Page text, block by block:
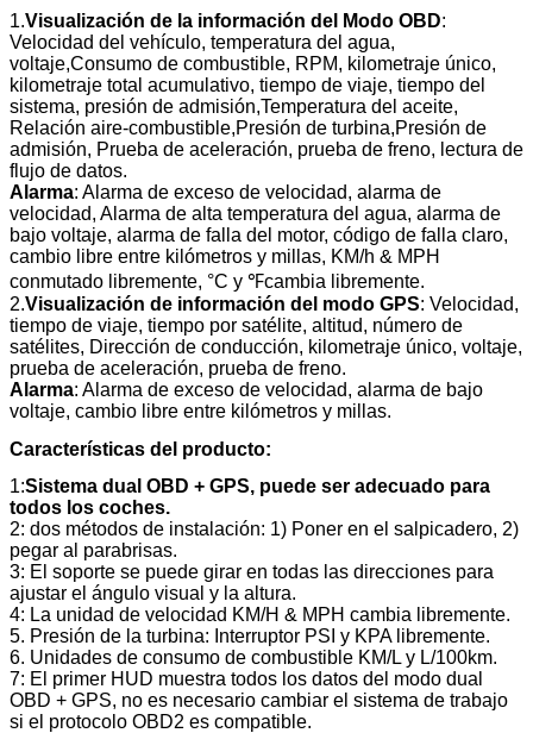
1.Visualización de la información del Modo OBD:
Velocidad del vehículo, temperatura del agua,
voltaje,Consumo de combustible, RPM, kilometraje único,
kilometraje total acumulativo, tiempo de viaje, tiempo del
sistema, presión de admisión,Temperatura del aceite,
Relación aire-combustible,Presión de turbina,Presión de
admisión, Prueba de aceleración, prueba de freno, lectura de
flujo de datos.
Alarma: Alarma de exceso de velocidad, alarma de
velocidad, Alarma de alta temperatura del agua, alarma de
bajo voltaje, alarma de falla del motor, código de falla claro,
cambio libre entre kilómetros y millas, KM/h & MPH
conmutado libremente, °C y ℉cambia libremente.
2.Visualización de información del modo GPS: Velocidad,
tiempo de viaje, tiempo por satélite, altitud, número de
satélites, Dirección de conducción, kilometraje único, voltaje,
prueba de aceleración, prueba de freno.
Alarma: Alarma de exceso de velocidad, alarma de bajo
voltaje, cambio libre entre kilómetros y millas.
Características del producto:
1:Sistema dual OBD + GPS, puede ser adecuado para
todos los coches.
2: dos métodos de instalación: 1) Poner en el salpicadero, 2)
pegar al parabrisas.
3: El soporte se puede girar en todas las direcciones para
ajustar el ángulo visual y la altura.
4: La unidad de velocidad KM/H & MPH cambia libremente.
5. Presión de la turbina: Interruptor PSI y KPA libremente.
6. Unidades de consumo de combustible KM/L y L/100km.
7: El primer HUD muestra todos los datos del modo dual
OBD + GPS, no es necesario cambiar el sistema de trabajo
si el protocolo OBD2 es compatible.